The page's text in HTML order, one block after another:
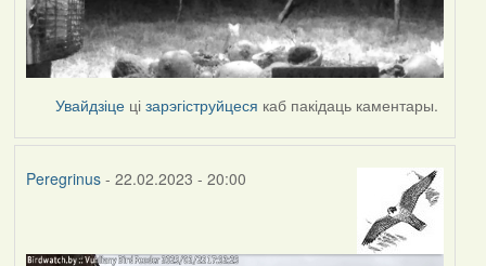
Увайдзіце цізарэгіструйцеся каб пакідаць каментары.
Peregrinus- 22.02.2023 - 20:00